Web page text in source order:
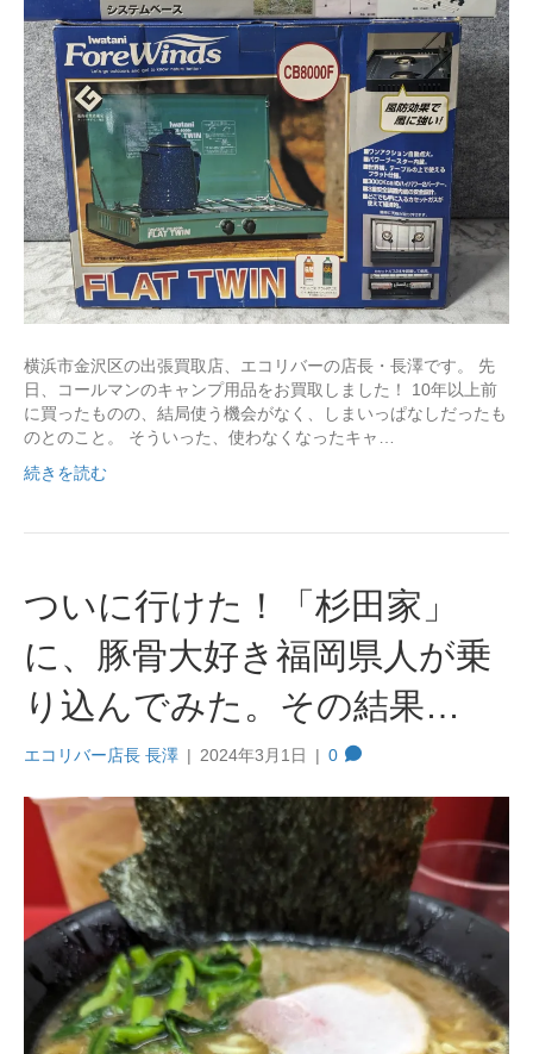
横浜市金沢区の出張買取店、エコリバーの店長・長澤です。 先
日、コールマンのキャンプ用品をお買取しました！ 10年以上前
に買ったものの、結局使う機会がなく、しまいっぱなしだったも
のとのこと。 そういった、使わなくなったキャ…
続きを読む
ついに行けた！「杉田家」
に、豚骨大好き福岡県人が乗
り込んでみた。その結果…
エコリバー店長 長澤 | 2024年3月1日 | 0